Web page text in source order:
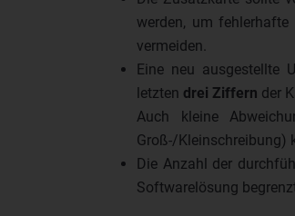
werden, um
vermeiden.
Eine neu ausgestellte
letzten drei Ziffern der
Auch kleine
Groß-/Kleinschreibung)
Die Anzahl der
Softwarelösung